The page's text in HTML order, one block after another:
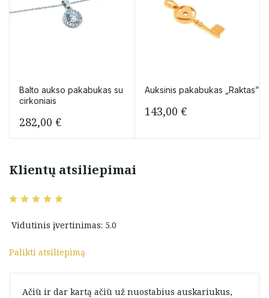
Balto aukso pakabukas su
cirkoniais
282,00 €
Auksinis pakabukas „Raktas”
143,00 €
Klientų atsiliepimai
Vidutinis įvertinimas: 5.0
Palikti atsiliepimą
Ačiū ir dar kartą ačiū už nuostabius auskariukus,